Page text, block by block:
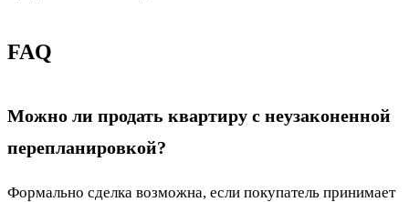
FAQ
Можно ли продать квартиру с неузаконенной
перепланировкой?
Формально сделка возможна, если покупатель принимает